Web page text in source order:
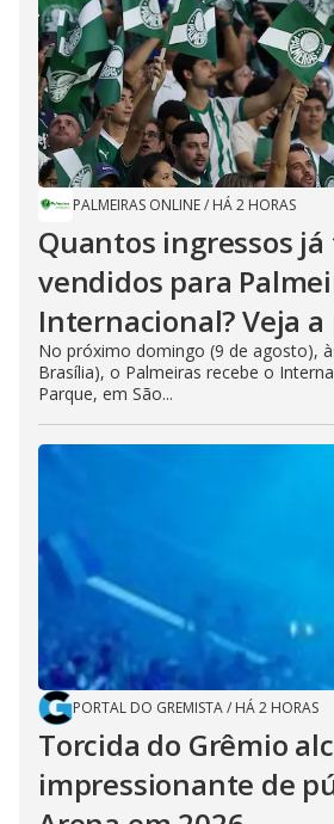
PALMEIRAS ONLINE/ HÁ 2 HORAS
Quantos ingressos
vendidos para
Internacional? Veja a
No próximo domingo (9 de agosto),
Brasília), o Palmeiras recebe o
Parque, em São...
PORTAL DO GREMISTA/ HÁ 2 HORAS
Torcida do Grêmio
impressionante de